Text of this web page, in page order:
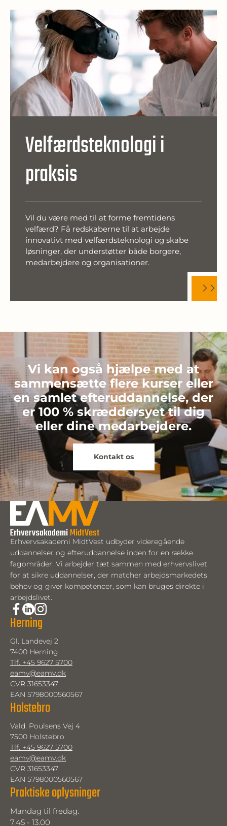
Velfærdsteknologi i
praksis
Vil du være med til at forme fremtidens
velfærd? Få redskaberne til at arbejde
innovativt med velfærdsteknologi og skabe
løsninger, der understøtter både borgere,
medarbejdere og organisationer.
Vi kan også hjælpe med at
sammensætte flere kurser eller
en samlet efteruddannelse, der
er 100 % skræddersyet til dig
eller dine medarbejdere.
Kontakt os
Erhvervsakademi MidtVest udbyder videregående
uddannelser og efteruddannelse inden for en række
fagområder. Vi arbejder tæt sammen med erhvervslivet
for at sikre uddannelser, der matcher arbejdsmarkedets
behov og giver kompetencer, som kan bruges direkte i
arbejdslivet.
Herning
Gl. Landevej 2
7400 Herning
Tlf. +45 9627 5700
eamv@eamv.dk
CVR 31653347
EAN 5798000560567
Holstebro
Vald. Poulsens Vej 4
7500 Holstebro
Tlf. +45 9627 5700
eamv@eamv.dk
CVR 31653347
EAN 5798000560567
Praktiske oplysninger
Mandag til fredag:
7.45 - 13.00